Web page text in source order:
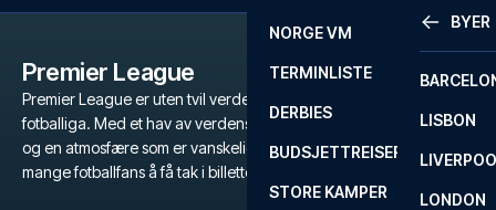
BYER
LISBON
LONDON
NORGE VM
TERMINLISTE
DERBIES
BUDSJETTREISER
STORE KAMPER
Premier League
Premier League er uten tvil verdens mest populære og intense
fotballiga. Med et hav av verdensstjerner, legendariske klubber
og en atmosfære som er vanskelig å matche, er det en drøm for
mange fotballfans å få tak i billetter til Premier League.